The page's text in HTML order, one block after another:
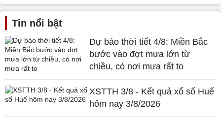
Tin nổi bật
Dự báo thời tiết 4/8: Miền Bắc
bước vào đợt mưa lớn từ
chiều, có nơi mưa rất to
XSTTH 3/8 - Kết quả xổ số Huế
hôm nay 3/8/2026